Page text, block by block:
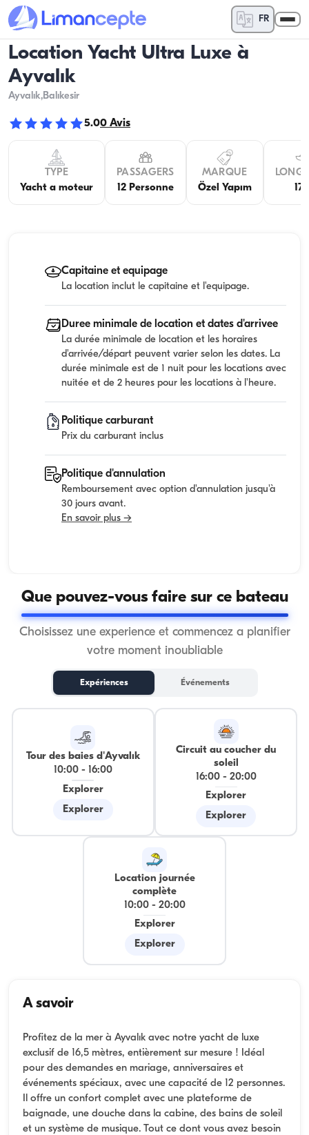
FR
Location Yacht Ultra Luxe à
Ayvalık
Ayvalık,Balıkesir
5.00 Avis
TYPE
Yacht a moteur
PASSAGERS
12 Personne
MARQUE
Özel Yapım
Capitaine et equipage
La location inclut le capitaine et l'equipage.
Duree minimale de location et dates d'arrivee
La durée minimale de location et les horaires
d'arrivée/départ peuvent varier selon les dates. La
durée minimale est de 1 nuit pour les locations avec
nuitée et de 2 heures pour les locations à l'heure.
Politique carburant
Prix du carburant inclus
Politique d'annulation
Remboursement avec option d'annulation jusqu'à
30 jours avant.
En savoir plus →
Que pouvez-vous faire sur ce bateau
Choisissez une experience et commencez a planifier
votre moment inoubliable
Expériences Événements
Tour des baies d'Ayvalık
10:00- 16:00
Explorer
Explorer
Circuit au coucher du
soleil
16:00- 20:00
Explorer
Explorer
Location journée
complète
10:00- 20:00
Explorer
Explorer
A savoir
Profitez de la mer à Ayvalık avec notre yacht de luxe
exclusif de 16,5 mètres, entièrement sur mesure ! Idéal
pour des demandes en mariage, anniversaires et
événements spéciaux, avec une capacité de 12 personnes.
Il offre un confort complet avec une plateforme de
baignade, une douche dans la cabine, des bains de soleil
et un système de musique. Tout ce dont vous avez besoin